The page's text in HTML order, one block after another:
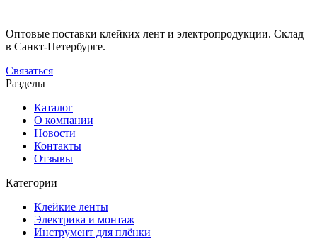
Оптовые поставки клейких лент и электропродукции. Склад
в Санкт-Петербурге.
Связаться
Разделы
Каталог
О компании
Новости
Контакты
Отзывы
Категории
Клейкие ленты
Электрика и монтаж
Инструмент для плёнки